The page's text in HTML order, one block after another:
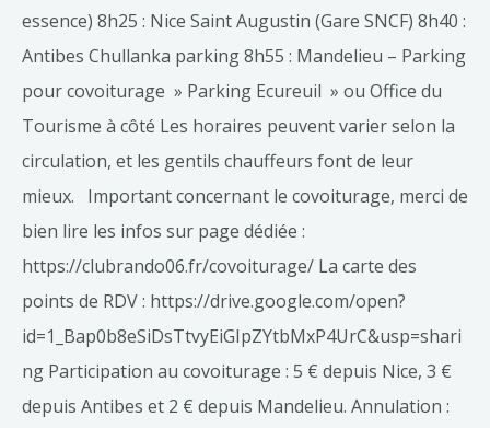
essence) 8h25 : Nice Saint Augustin (Gare SNCF) 8h40 :
Antibes Chullanka parking 8h55 : Mandelieu – Parking
pour covoiturage » Parking Ecureuil » ou Office du
Tourisme à côté Les horaires peuvent varier selon la
circulation, et les gentils chauffeurs font de leur
mieux. Important concernant le covoiturage, merci de
bien lire les infos sur page dédiée :
https://clubrando06.fr/covoiturage/ La carte des
points de RDV : https://drive.google.com/open?
id=1_Bap0b8eSiDsTtvyEiGIpZYtbMxP4UrC&usp=shari
ng Participation au covoiturage : 5 € depuis Nice, 3 €
depuis Antibes et 2 € depuis Mandelieu. Annulation :